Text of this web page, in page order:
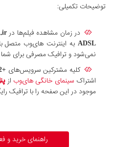
توضیحات تکمیلی:
در زمان مشاهده فیلم‌ها در
ADSL به اینترنت های‌وب متصل
نمی‌شود و ترافیک مصرفی برای
کلیه مشترکین سرویس‌های +ADSL2
اشتراک سینمای خانگی های‌وب از
موجود در این صفحه را با ترافیک
راهنمای خرید و